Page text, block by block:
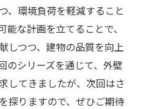
、環境負荷を軽減すること
な計画を立てることで、
しつつ、建物の品質を向上
のシリーズを通じて、外壁
してきましたが、次回はさ
探りますので、ぜひご期待